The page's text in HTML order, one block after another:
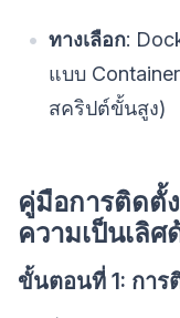
ทางเลือก:
แบบ
สคริปต์ขั้นสูง)
คู่มือการติดตั้
ความเป็นเลิ
ขั้นตอนที่ 1: การ